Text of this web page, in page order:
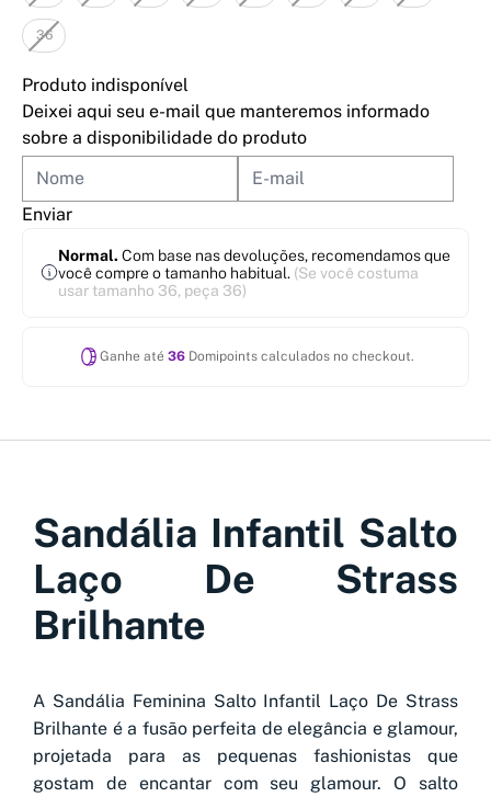
36
Produto indisponível
Deixei aqui seu e-mail que manteremos informado
sobre a disponibilidade do produto
Enviar
Normal. Com base nas devoluções, recomendamos que
você compre o tamanho habitual. (Se você costuma
usar tamanho 36, peça 36)
Ganhe até 36Domipoints calculados no checkout.
Sandália Infantil Salto
Laço De Strass
Brilhante
A Sandália Feminina Salto Infantil Laço De Strass
Brilhante é a fusão perfeita de elegância e glamour,
projetada para as pequenas fashionistas que
gostam de encantar com seu glamour. O salto